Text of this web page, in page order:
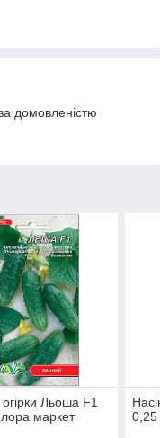
домовленістю
Льоша F1
маркет
0,25